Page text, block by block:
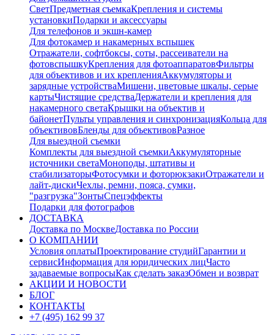
СветПредметная съемкаКрепления и системы
установкиПодарки и аксессуары
Для телефонов и экшн-камер
Для фотокамер и накамерных вспышек
Отражатели, софтбоксы, соты, рассеиватели на
фотовспышкуКрепления для фотоаппаратовФильтры
для объективов и их крепленияАккумуляторы и
зарядные устройстваМишени, цветовые шкалы, серые
картыЧистящие средстваДержатели и крепления для
накамерного светаКрышки на объектив и
байонетПульты управления и синхронизацияКольца для
объективовБленды для объективовРазное
Для выездной съемки
Комплекты для выездной съемкиАккумуляторные
источники светаМоноподы, штативы и
стабилизаторыФотосумки и фоторюкзакиОтражатели и
лайт-дискиЧехлы, ремни, пояса, сумки,
"разгрузка"ЗонтыСпецэффекты
Подарки для фотографов
ДОСТАВКА
Доставка по МосквеДоставка по России
О КОМПАНИИ
Условия оплатыПроектирование студийГарантии и
сервисИнформация для юридических лицЧасто
задаваемые вопросыКак сделать заказОбмен и возврат
АКЦИИ И НОВОСТИ
БЛОГ
КОНТАКТЫ
+7 (495) 162 99 37